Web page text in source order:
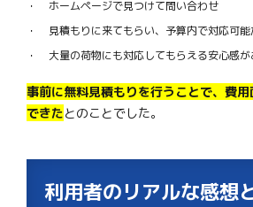
ホームページで見つけて問い合わせ
見積もりに来てもらい、予算内で対応可能
大量の荷物にも対応してもらえる安心感が
事前に無料見積もりを行うことで、費
できたとのことでした。
利用者のリアルな感想